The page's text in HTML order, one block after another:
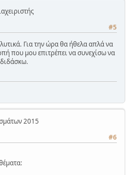
#5
Για την ώρα θα ήθελα απλά να
που μου επιτρέπει να συνεχίσω να
2015
#6